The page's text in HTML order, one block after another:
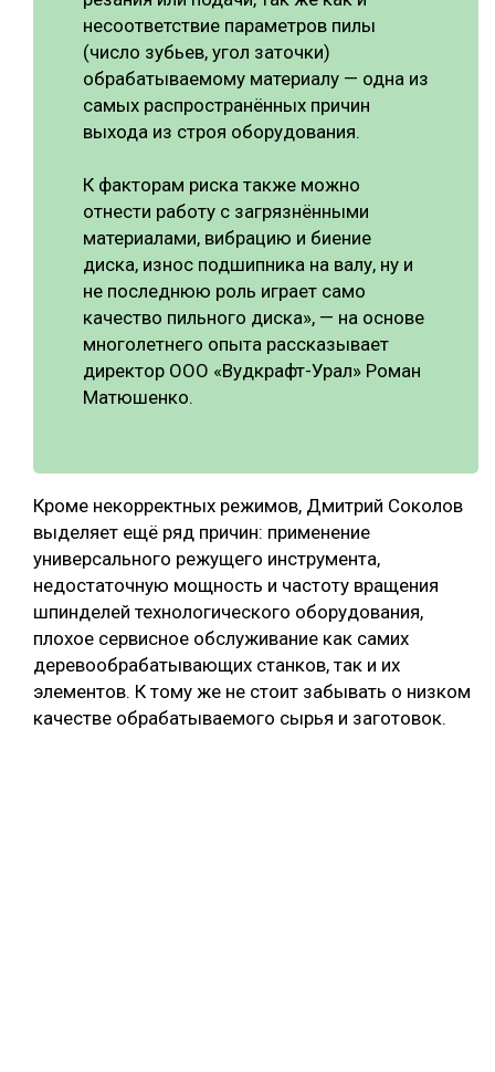
несоответствие параметров пилы
(число зубьев, угол заточки)
обрабатываемому материалу — одна из
самых распространённых причин
выхода из строя оборудования.
К факторам риска также можно
отнести работу с загрязнёнными
материалами, вибрацию и биение
диска, износ подшипника на валу, ну и
не последнюю роль играет само
качество пильного диска», — на основе
многолетнего опыта рассказывает
директор ООО «Вудкрафт-Урал» Роман
Матюшенко.
Кроме некорректных режимов, Дмитрий Соколов
выделяет ещё ряд причин: применение
универсального режущего инструмента,
недостаточную мощность и частоту вращения
шпинделей технологического оборудования,
плохое сервисное обслуживание как самих
деревообрабатывающих станков, так и их
элементов. К тому же не стоит забывать о низком
качестве обрабатываемого сырья и заготовок.